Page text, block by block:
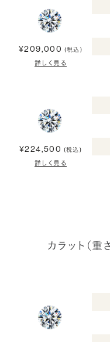
¥209,000 (税込)
詳しく見る
¥224,500 (税込)
詳しく見る
カラット（重